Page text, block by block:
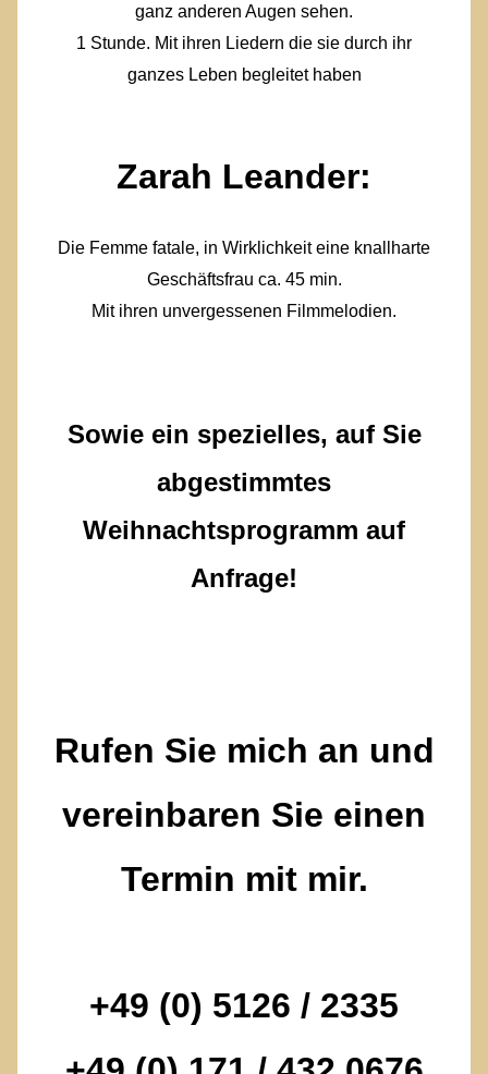
ganz anderen Augen sehen.
1 Stunde. Mit ihren Liedern die sie durch ihr
ganzes Leben begleitet haben
Zarah Leander:
Die Femme fatale, in Wirklichkeit eine knallharte
Geschäftsfrau ca. 45 min.
Mit ihren unvergessenen Filmmelodien.
Sowie ein spezielles, auf Sie
abgestimmtes
Weihnachtsprogramm auf
Anfrage!
Rufen Sie mich an und
vereinbaren Sie einen
Termin mit mir.
+49 (0) 5126 / 2335